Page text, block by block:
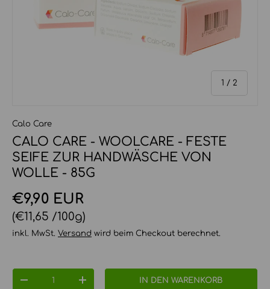
1 / von
2
Calo Care
CALO CARE - WOOLCARE - FESTE
SEIFE ZUR HANDWÄSCHE VON
WOLLE - 85G
Normaler Preis
€9,90 EUR
Grundpreis
€11,65 /100g
inkl. MwSt. Versand wird beim Checkout berechnet.
Anzahl
MENGE VERRINGERNMENGE ERHÖHENIN DEN WARENKORB